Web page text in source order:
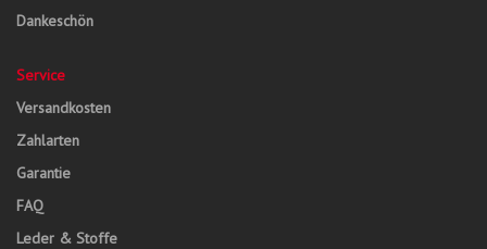
Dankeschön
Service
Versandkosten
Zahlarten
Garantie
FAQ
Leder & Stoffe